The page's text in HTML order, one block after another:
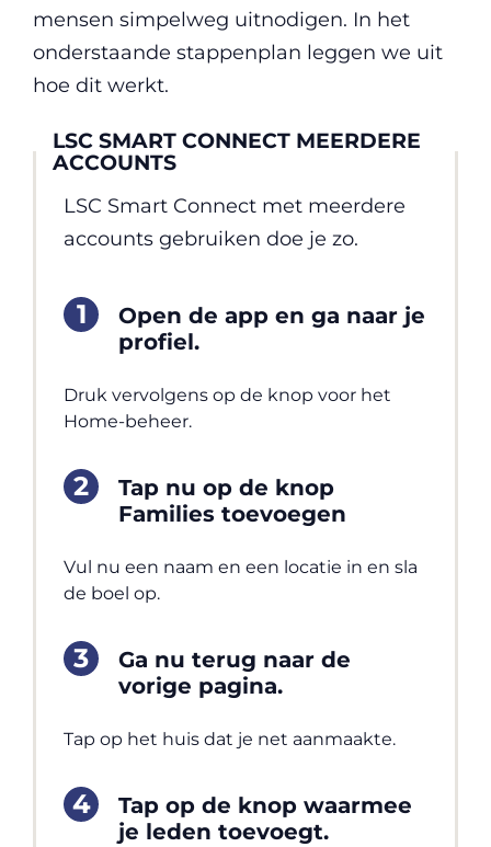
mensen simpelweg uitnodigen. In het
onderstaande stappenplan leggen we uit
hoe dit werkt.
LSC SMART CONNECT MEERDERE
ACCOUNTS
LSC Smart Connect met meerdere
accounts gebruiken doe je zo.
Open de app en ga naar je
profiel.
Druk vervolgens op de knop voor het
Home-beheer.
Tap nu op de knop
Families toevoegen
Vul nu een naam en een locatie in en sla
de boel op.
Ga nu terug naar de
vorige pagina.
Tap op het huis dat je net aanmaakte.
Tap op de knop waarmee
je leden toevoegt.